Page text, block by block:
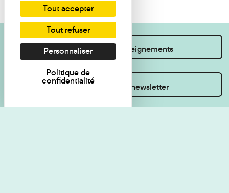
Je souhaite des renseignements
Inscrivez-vous à la newsletter
Tout accepter
Tout refuser
Personnaliser
Politique de
confidentialité